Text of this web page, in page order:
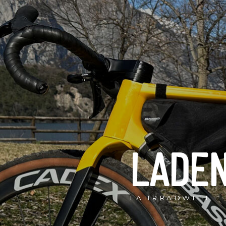
FAHRRADWELT